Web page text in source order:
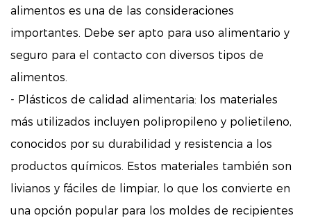
alimentos es una de las consideraciones
importantes. Debe ser apto para uso alimentario y
seguro para el contacto con diversos tipos de
alimentos.
- Plásticos de calidad alimentaria: los materiales
más utilizados incluyen polipropileno y polietileno,
conocidos por su durabilidad y resistencia a los
productos químicos. Estos materiales también son
livianos y fáciles de limpiar, lo que los convierte en
una opción popular para los moldes de recipientes